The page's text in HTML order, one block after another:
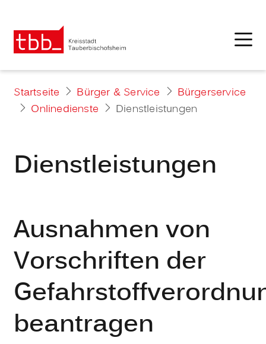
Startseite Bürger & Service
Bürgerservice
Onlinedienste
Dienstleistungen
Dienstleistungen
Ausnahmen von
Vorschriften der
beantragen